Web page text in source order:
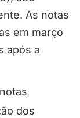
As notas
em março
após a
dos